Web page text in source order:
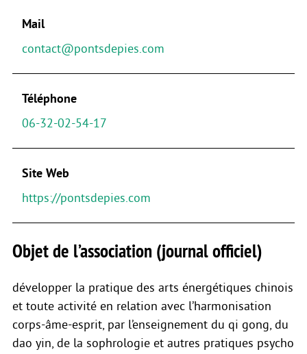
Mail
contact@pontsdepies.com
Téléphone
06-32-02-54-17
Site Web
https://pontsdepies.com
Objet de l’association (journal officiel)
développer la pratique des arts énergétiques chinois
et toute activité en relation avec l’harmonisation
corps-âme-esprit, par l’enseignement du qi gong, du
dao yin, de la sophrologie et autres pratiques psycho